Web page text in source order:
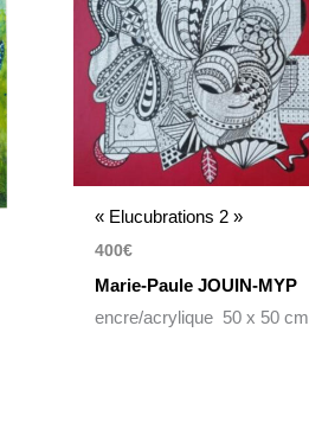
« Elucubrations 2 »
400€
Marie-Paule JOUIN-MYP
encre/acrylique 50 x 50 cm